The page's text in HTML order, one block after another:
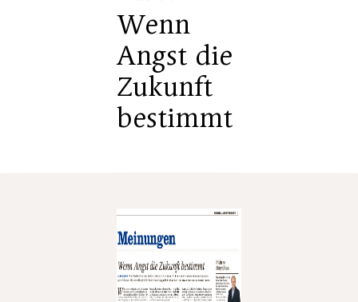
Wenn
Angst die
Zukunft
bestimmt